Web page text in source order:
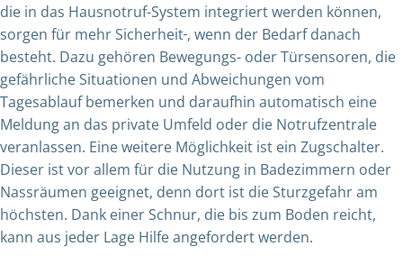
die in das Hausnotruf-System integriert werden können,
sorgen für mehr Sicherheit , wenn der Bedarf danach
besteht. Dazu gehören Bewegungs- oder Türsensoren, die
gefährliche Situationen und Abweichungen vom
Tagesablauf bemerken und daraufhin automatisch eine
Meldung an das private Umfeld oder die Notrufzentrale
veranlassen. Eine weitere Möglichkeit ist ein Zugschalter.
Dieser ist vor allem für die Nutzung in Badezimmern oder
Nassräumen geeignet, denn dort ist die Sturzgefahr am
höchsten. Dank einer Schnur, die bis zum Boden reicht,
kann aus jeder Lage Hilfe angefordert werden.